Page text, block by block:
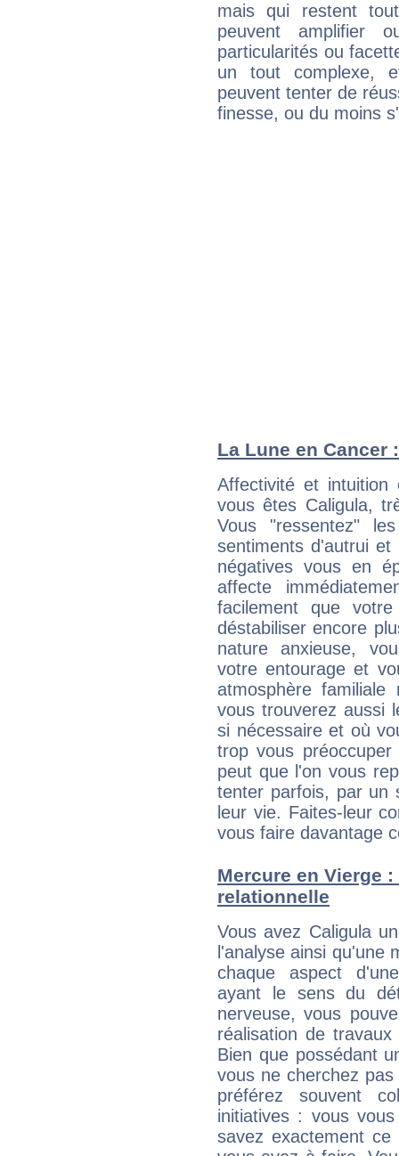
mais qui restent
peuvent amplifier
particularités ou
un tout complexe,
peuvent tenter de
finesse, ou du moins
La Lune en Cancer
Affectivité et intuition
vous êtes Caligula,
Vous "ressentez"
sentiments d'autrui et
négatives vous en
affecte
facilement que
déstabiliser encore
nature anxieuse,
votre entourage et
atmosphère
vous trouverez aussi
si nécessaire et où
trop vous
peut que l'on vous
tenter parfois, par un
leur vie. Faites-leur
vous faire davantage
Mercure en Vierge
relationnelle
Vous avez Caligula
l'analyse ainsi qu'une
chaque aspect
ayant le sens du
nerveuse, vous
réalisation de
Bien que possédant
vous ne cherchez
préférez souvent
initiatives : vous
savez exactement